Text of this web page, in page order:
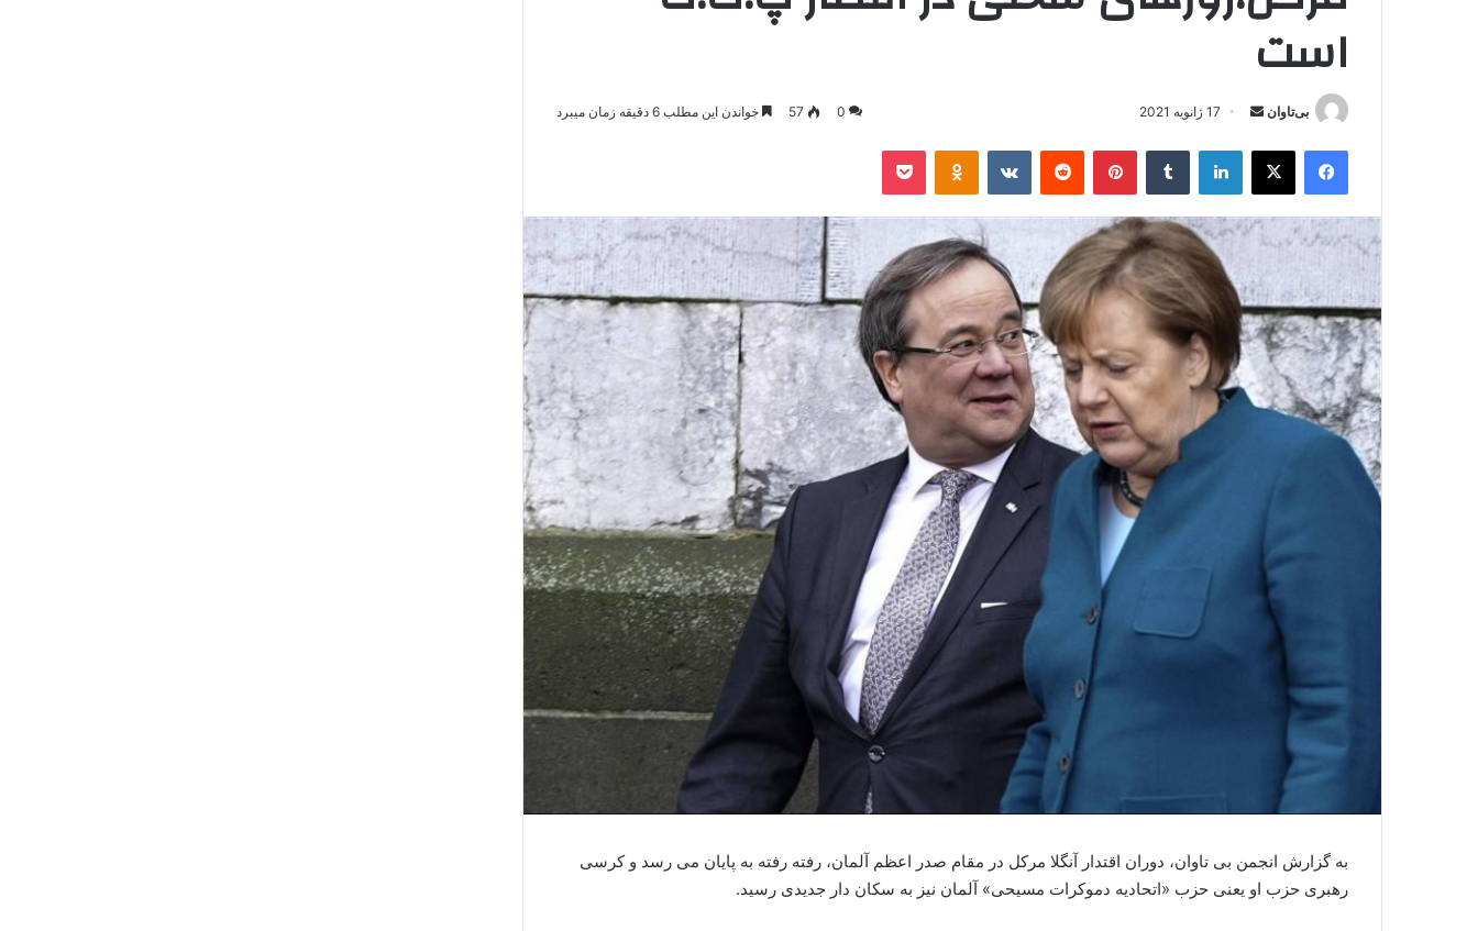
است
بی‌تاوان
ل
م
ی
ل
17 ژانویه 2021 0
57 خواندن این مطلب 6 دقیقه زمان میبرد
فیس بوک لینکدین ‫پین‌ترست ‫رددیت
به گزارش انجمن بی تاوان، دوران اقتدار آنگلا مرکل در مقام صدر اعظم آلمان، رفته رفته به پایان می رسد و کرسی
رهبری حزب او یعنی حزب «اتحادیه دموکرات مسیحی» آلمان نیز به سکان دار جدیدی رسید.